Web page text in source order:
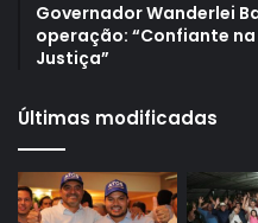
Governador Wanderlei
operação: “Confiante
Justiça”
Últimas modificadas